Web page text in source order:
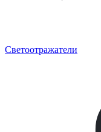
Светоотражатели